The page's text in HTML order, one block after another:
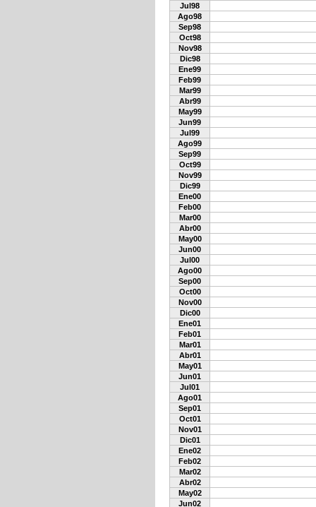
Jul98
Ago98
Sep98
Oct98
Nov98
Dic98
Ene99
Feb99
Mar99
Abr99
May99
Jun99
Jul99
Ago99
Sep99
Oct99
Nov99
Dic99
Ene00
Feb00
Mar00
Abr00
May00
Jun00
Jul00
Ago00
Sep00
Oct00
Nov00
Dic00
Ene01
Feb01
Mar01
Abr01
May01
Jun01
Jul01
Ago01
Sep01
Oct01
Nov01
Dic01
Ene02
Feb02
Mar02
Abr02
May02
Jun02